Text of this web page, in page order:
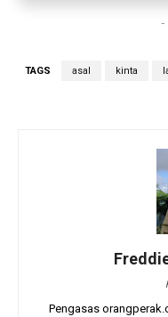
-
TAGS asal kinta
Pengasas